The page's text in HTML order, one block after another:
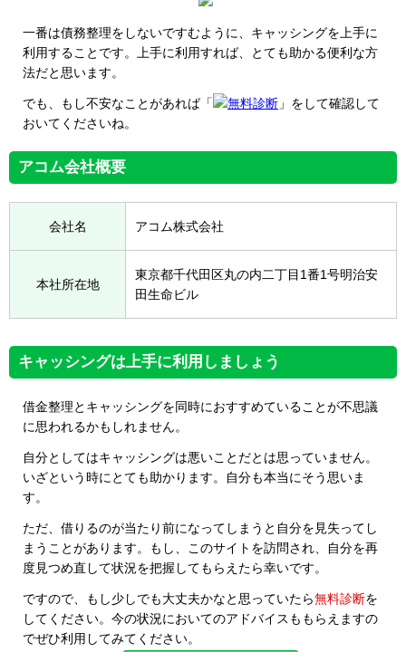
一番は債務整理をしないですむように、キャッシングを上手に
利用することです。上手に利用すれば、とても助かる便利な方
法だと思います。
でも、もし不安なことがあれば「 無料診断 」をして確認して
おいてくださいね。
アコム会社概要
会社名 アコム株式会社
本社所在地
東京都千代田区丸の内二丁目1番1号明治安
田生命ビル
キャッシングは上手に利用しましょう
借金整理とキャッシングを同時におすすめていることが不思議
に思われるかもしれません。
自分としてはキャッシングは悪いことだとは思っていません。
いざという時にとても助かります。自分も本当にそう思いま
す。
ただ、借りるのが当たり前になってしまうと自分を見失ってし
まうことがあります。もし、このサイトを訪問され、自分を再
度見つめ直して状況を把握してもらえたら幸いです。
ですので、もし少しでも大丈夫かなと思っていたら無料診断を
してください。今の状況においてのアドバイスももらえますの
でぜひ利用してみてください。